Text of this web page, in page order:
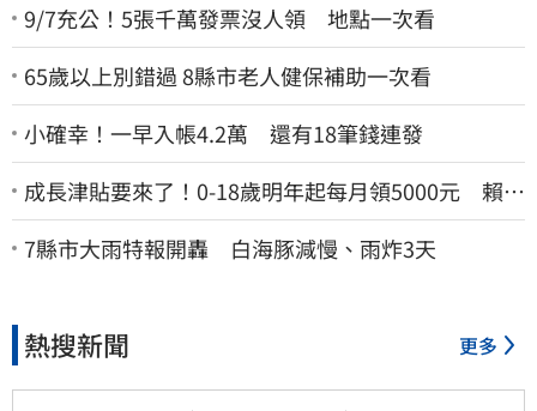
9/7充公！5張千萬發票沒人領 地點一次看
65歲以上別錯過 8縣市老人健保補助一次看
小確幸！一早入帳4.2萬 還有18筆錢連發
成長津貼要來了！0-18歲明年起每月領5000元 賴清
德：此時不生更待何時
7縣市大雨特報開轟 白海豚減慢、雨炸3天
熱搜新聞 更多